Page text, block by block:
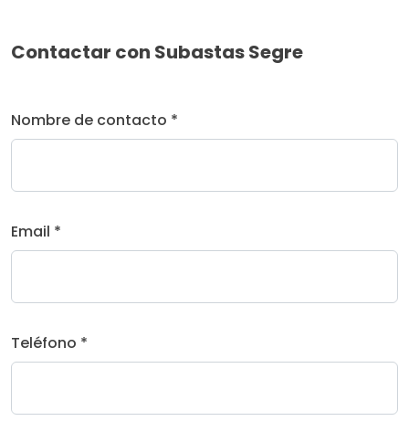
Contactar con Subastas Segre
Nombre de contacto *
Email *
Teléfono *